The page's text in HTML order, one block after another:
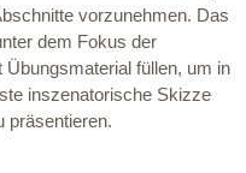
vorzunehmen. Das
dem Fokus der
füllen, um in
inszenatorische Skizze
präsentieren.